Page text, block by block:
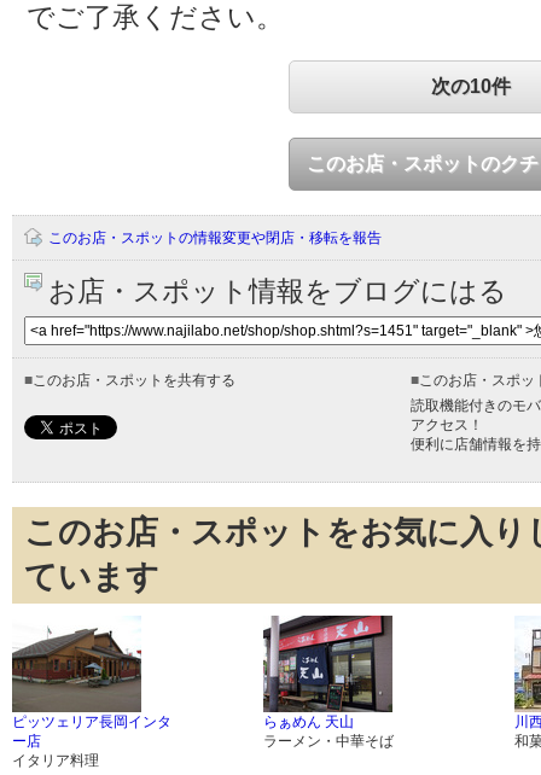
でご了承ください。
次の10件
このお店・スポットのク
このお店・スポットの情報変更や閉店・移転を報告
お店・スポット情報をブログにはる
■このお店・スポットを共有する ■このお店・スポッ
読取機能付きのモ
アクセス！
便利に店舗情報を
このお店・スポットをお気に入
ています
ピッツェリア長岡インタ
ー店
イタリア料理
らぁめん 天山
ラーメン・中華そば
川
和